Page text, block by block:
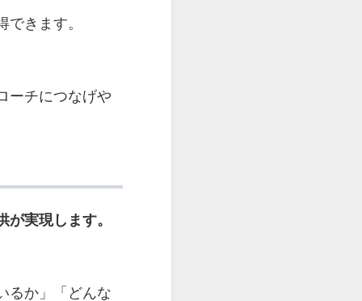
きます。
ーチにつなげや
実現します。
るか」「どんな